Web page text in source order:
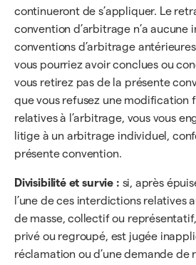
continueront de s’appliquer. Le
convention d’arbitrage n’a aucune
conventions d’arbitrage
vous pourriez avoir conclues ou
vous retirez pas de la présente
que vous refusez une modification
relatives à l’arbitrage, vous vous
litige à un arbitrage individuel,
présente convention.
Divisibilité et survie : si, après
l’une de ces interdictions relatives
de masse, collectif ou
privé ou regroupé, est jugée
réclamation ou d’une demande de